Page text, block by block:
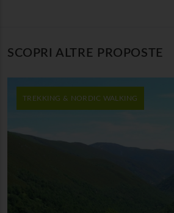
SCOPRI ALTRE PROPOSTE
TREKKING & NORDIC WALKING